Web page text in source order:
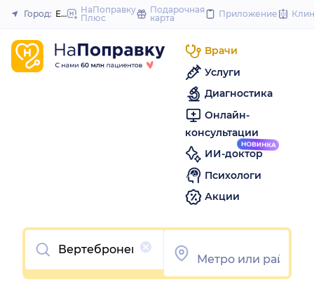
to
Закрыть
Город: Екатеринбург
НаПоправку
Плюс
Подарочная
карта
Приложение
Врачи
Услуги
Диагностика
Онлайн-
консультации
ИИ-доктор
Психологи
Акции
Очистить